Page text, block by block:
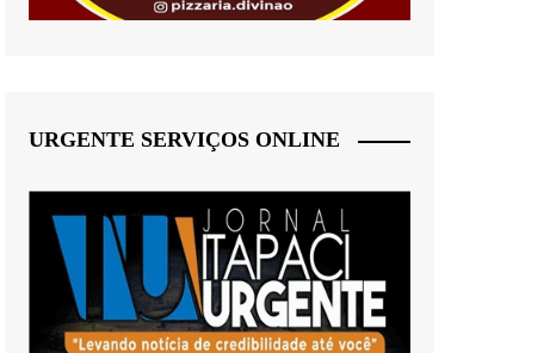
URGENTE SERVIÇOS ONLINE